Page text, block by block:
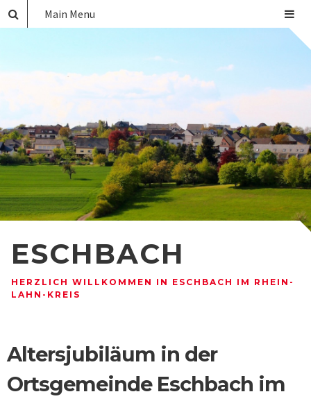
ESCHBACH
HERZLICH WILLKOMMEN IN ESCHBACH IM RHEIN-
LAHN-KREIS
Main Menu
Altersjubiläum in der
Ortsgemeinde Eschbach im